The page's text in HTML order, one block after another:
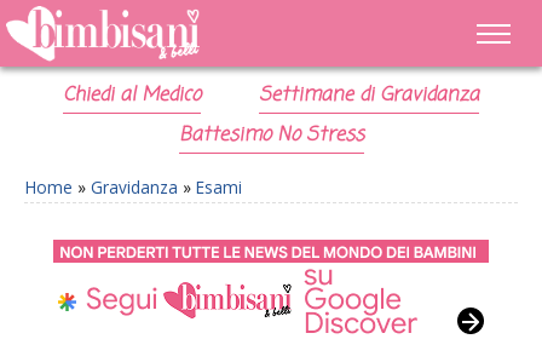
Chiedi al Medico
Settimane di Gravidanza
Battesimo No Stress
Home » Gravidanza » Esami